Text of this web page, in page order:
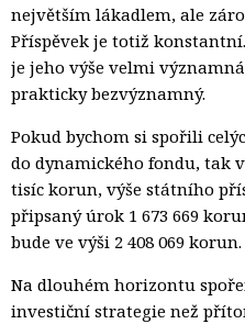
největším lákadlem, ale
Příspěvek je totiž
je jeho výše velmi
prakticky bezvýznamný.
Pokud bychom si spořili
do dynamického fondu, tak
tisíc korun, výše státního
připsaný úrok 1 673 669
bude ve výši 2 408 069 korun.
Na dlouhém horizontu
investiční strategie než